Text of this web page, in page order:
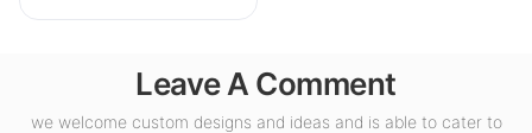
innendørsområder
bensinstasjoner og
underganger.
Leave A Comment
we welcome custom designs and ideas and is able to cater to